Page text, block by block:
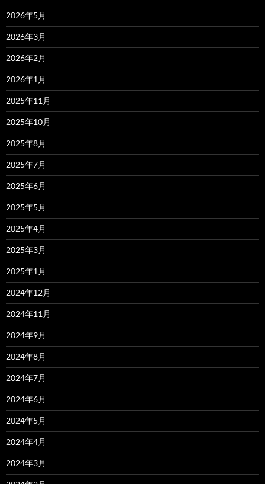
2026年5月
2026年3月
2026年2月
2026年1月
2025年11月
2025年10月
2025年8月
2025年7月
2025年6月
2025年5月
2025年4月
2025年3月
2025年1月
2024年12月
2024年11月
2024年9月
2024年8月
2024年7月
2024年6月
2024年5月
2024年4月
2024年3月